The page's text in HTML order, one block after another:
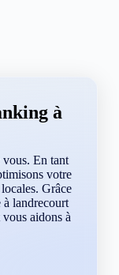
à
vous. En tant
votre
Grâce
à landrecourt
aidons à